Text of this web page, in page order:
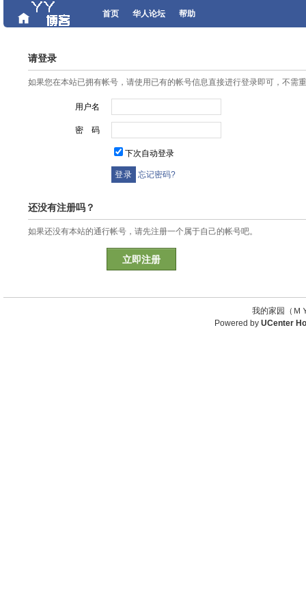
首页 华人论坛 帮助
请登录
如果您在本站已拥有帐号，请使用已有的帐号信息直接进行登录即可，不需
用户名
密 码
下次自动登录
忘记密码?
还没有注册吗？
如果还没有本站的通行帐号，请先注册一个属于自己的帐号吧。
立即注册
我的家园（
Powered by UCenter